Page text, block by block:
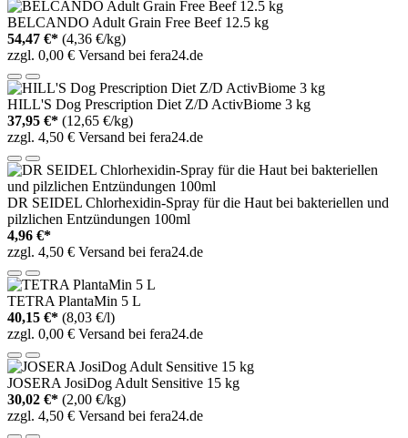
BELCANDO Adult Grain Free Beef 12.5 kg
54,47 €* (4,36 €/kg)
zzgl. 0,00 € Versand bei fera24.de
HILL'S Dog Prescription Diet Z/D ActivBiome 3 kg
37,95 €* (12,65 €/kg)
zzgl. 4,50 € Versand bei fera24.de
DR SEIDEL Chlorhexidin-Spray für die Haut bei bakteriellen und
pilzlichen Entzündungen 100ml
4,96 €*
zzgl. 4,50 € Versand bei fera24.de
TETRA PlantaMin 5 L
40,15 €* (8,03 €/l)
zzgl. 0,00 € Versand bei fera24.de
JOSERA JosiDog Adult Sensitive 15 kg
30,02 €* (2,00 €/kg)
zzgl. 4,50 € Versand bei fera24.de